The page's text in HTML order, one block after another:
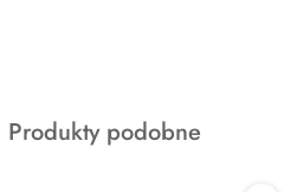
Produkty
Produkty podobne